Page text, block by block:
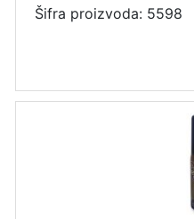
Šifra proizvoda: 5598